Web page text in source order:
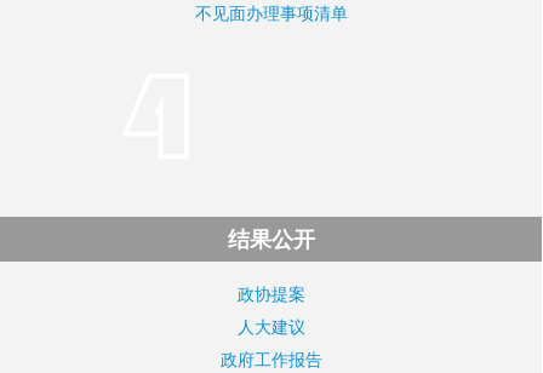
不见面办理事项清单
结果公开
政协提案
人大建议
政府工作报告